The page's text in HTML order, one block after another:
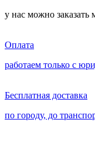
у нас можно
Оплата
работаем только с
Бесплатная доставка
по городу, до